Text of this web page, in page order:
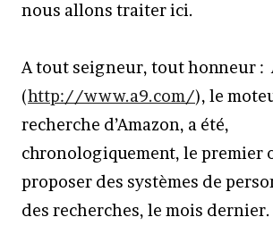
nous allons traiter ici.
A tout seigneur, tout honneur :
(http://www.a9.com/), le
recherche d’Amazon, a été,
chronologiquement, le premier
proposer des systèmes de
des recherches, le mois dernier.